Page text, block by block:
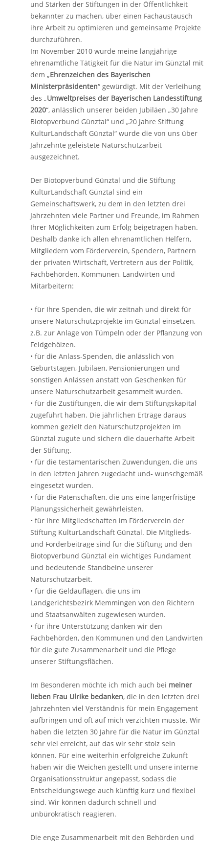
und Stärken der Stiftungen in der Öffentlichkeit
bekannter zu machen, über einen Fachaustausch
ihre Arbeit zu optimieren und gemeinsame Projekte
durchzuführen.
Im November 2010 wurde meine langjährige
ehrenamtliche Tätigkeit für die Natur im Günztal mit
dem „Ehrenzeichen des Bayerischen
Ministerpräsidenten“ gewürdigt. Mit der Verleihung
des „Umweltpreises der Bayerischen Landesstiftung
2020“, anlässlich unserer beiden Jubiläen „30 Jahre
Biotopverbund Günztal“ und „20 Jahre Stiftung
KulturLandschaft Günztal“ wurde die von uns über
Jahrzehnte geleistete Naturschutzarbeit
ausgezeichnet.
Der Biotopverbund Günztal und die Stiftung
KulturLandschaft Günztal sind ein
Gemeinschaftswerk, zu dem in den letzten drei
Jahrzehnten viele Partner und Freunde, im Rahmen
Ihrer Möglichkeiten zum Erfolg beigetragen haben.
Deshalb danke ich allen ehrenamtlichen Helfern,
Mitgliedern vom Förderverein, Spendern, Partnern
der privaten Wirtschaft, Vertretern aus der Politik,
Fachbehörden, Kommunen, Landwirten und
Mitarbeitern:
• für Ihre Spenden, die wir zeitnah und direkt für
unsere Naturschutzprojekte im Günztal einsetzen,
z.B. zur Anlage von Tümpeln oder der Pflanzung von
Feldgehölzen.
• für die Anlass-Spenden, die anlässlich von
Geburtstagen, Jubiläen, Pensionierungen und
sonstigen Anlässen anstatt von Geschenken für
unsere Naturschutzarbeit gesammelt wurden.
• für die Zustiftungen, die wir dem Stiftungskapital
zugeführt haben. Die jährlichen Erträge daraus
kommen gezielt den Naturschutzprojekten im
Günztal zugute und sichern die dauerhafte Arbeit
der Stiftung.
• für die testamentarischen Zuwendungen, die uns
in den letzten Jahren zugedacht und- wunschgemäß
eingesetzt wurden.
• für die Patenschaften, die uns eine längerfristige
Planungssicherheit gewährleisten.
• für Ihre Mitgliedschaften im Förderverein der
Stiftung KulturLandschaft Günztal. Die Mitglieds-
und Förderbeiträge sind für die Stiftung und den
Biotopverbund Günztal ein wichtiges Fundament
und bedeutende Standbeine unserer
Naturschutzarbeit.
• für die Geldauflagen, die uns im
Landgerichtsbezirk Memmingen von den Richtern
und Staatsanwälten zugewiesen wurden.
• für ihre Unterstützung danken wir den
Fachbehörden, den Kommunen und den Landwirten
für die gute Zusammenarbeit und die Pflege
unserer Stiftungsflächen.
Im Besonderen möchte ich mich auch bei meiner
lieben Frau Ulrike bedanken, die in den letzten drei
Jahrzehnten viel Verständnis für mein Engagement
aufbringen und oft auf mich verzichten musste. Wir
haben die letzten 30 Jahre für die Natur im Günztal
sehr viel erreicht, auf das wir sehr stolz sein
können. Für eine weiterhin erfolgreiche Zukunft
haben wir die Weichen gestellt und unsere interne
Organisationsstruktur angepasst, sodass die
Entscheidungswege auch künftig kurz und flexibel
sind. Wir können dadurch schnell und
unbürokratisch reagieren.
Die enge Zusammenarbeit mit den Behörden und